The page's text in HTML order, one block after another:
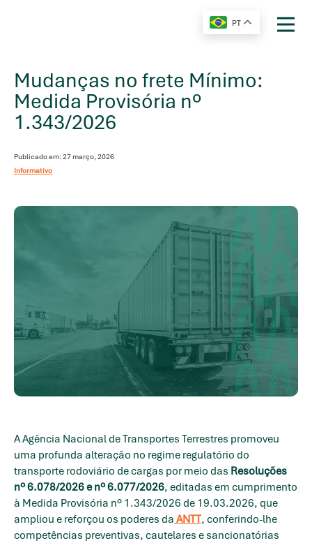
PT
Mudanças no frete Mínimo:
Medida Provisória nº
1.343/2026
Publicado em: 27 março, 2026
Informativo
A Agência Nacional de Transportes Terrestres promoveu
uma profunda alteração no regime regulatório do
transporte rodoviário de cargas por meio das Resoluções
nº 6.078/2026 e nº 6.077/2026, editadas em cumprimento
à Medida Provisória nº 1.343/2026 de 19.03.2026, que
ampliou e reforçou os poderes da ANTT, conferindo-lhe
competências preventivas, cautelares e sancionatórias